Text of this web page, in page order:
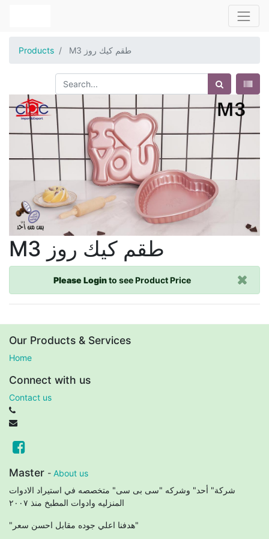
Products M3 طقم كيك روز
M3 طقم كيك روز
Please Loginto see Product Price
Our Products & Services
Home
Connect with us
Contact us
Master - About us
شركة" أحد" وشركه "سى بى سى" متخصصه في استيراد الادوات
"هدفنا اعلي جوده مقابل احسن سعر"